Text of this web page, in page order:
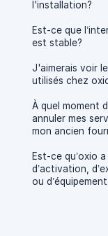
l'installation?
Est-ce que
est stable?
J'aimerais voir
utilisés chez
À quel moment
annuler mes
mon ancien
Est-ce qu’oxio
d’activation,
ou d’équipement